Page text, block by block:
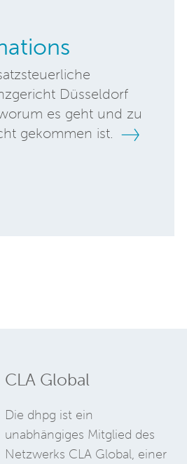
Düsseldorf
es geht und zu
gekommen ist.
CLA Global
Die dhpg ist ein
unabhängiges Mitglied des
Netzwerks CLA Global, einer